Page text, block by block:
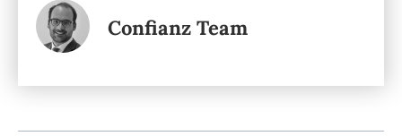
Confianz Team